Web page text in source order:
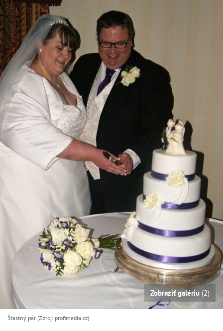
Zobraziť galériu (2)
Šťastný pár (Zdroj: profimedia.cz)